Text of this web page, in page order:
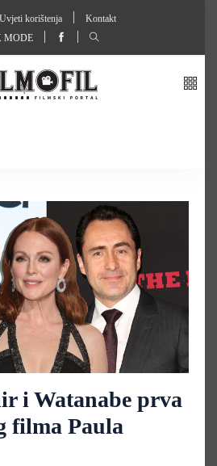
Uvjeti korištenja
Kontakt
MODE
i Watanabe prva
filma Paula